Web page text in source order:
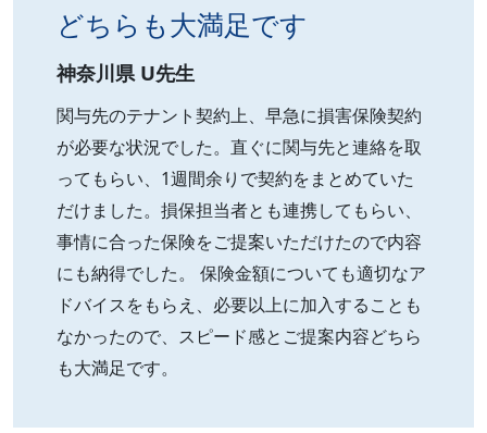
どちらも大満足です
神奈川県 U先生
関与先のテナント契約上、早急に損害保険契約
が必要な状況でした。直ぐに関与先と連絡を取
ってもらい、1週間余りで契約をまとめていた
だけました。損保担当者とも連携してもらい、
事情に合った保険をご提案いただけたので内容
にも納得でした。 保険金額についても適切なア
ドバイスをもらえ、必要以上に加入することも
なかったので、スピード感とご提案内容どちら
も大満足です。